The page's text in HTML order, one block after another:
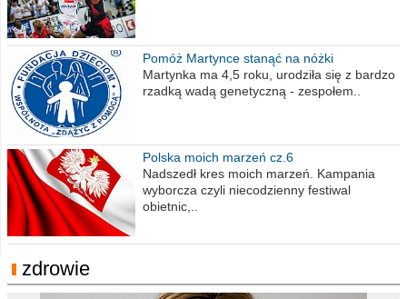
Pomóż Martynce stanąć na nóżki
Martynka ma 4,5 roku, urodziła się z bardzo
rzadką wadą genetyczną - zespołem..
Polska moich marzeń cz.6
Nadszedł kres moich marzeń. Kampania
wyborcza czyli niecodzienny festiwal
obietnic,..
zdrowie